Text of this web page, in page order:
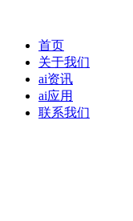
首页
关于我们
ai资讯
ai应用
联系我们